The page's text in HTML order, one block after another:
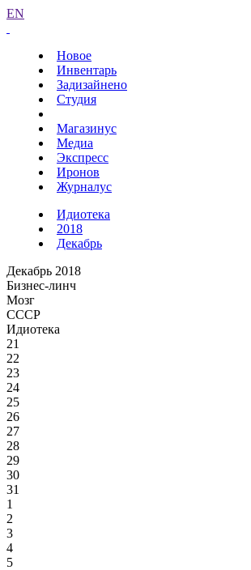
EN
Новое
Инвентарь
Задизайнено
Студия
Магазинус
Медиа
Экспресс
Иронов
Журналус
Идиотека
2018
Декабрь
Декабрь 2018
Бизнес-линч
Мозг
СССР
Идиотека
21
22
23
24
25
26
27
28
29
30
31
1
2
3
4
5